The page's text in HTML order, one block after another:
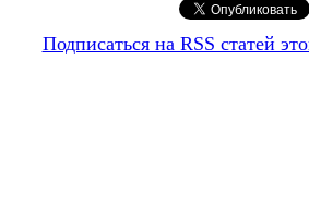
Подписаться на RSS статей